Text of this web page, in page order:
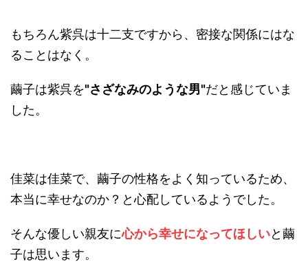
もちろん紫呉は十二支ですから、密接な関係にはな
ることはなく。
繭子は紫呉を"さざなみのような男"だと感じていま
した。
佳菜は佳菜で、繭子の性格をよく知っているため、
本当に幸せなのか？と心配しているようでした。
そんな優しい親友に心から幸せになってほしいと繭
子は思います。